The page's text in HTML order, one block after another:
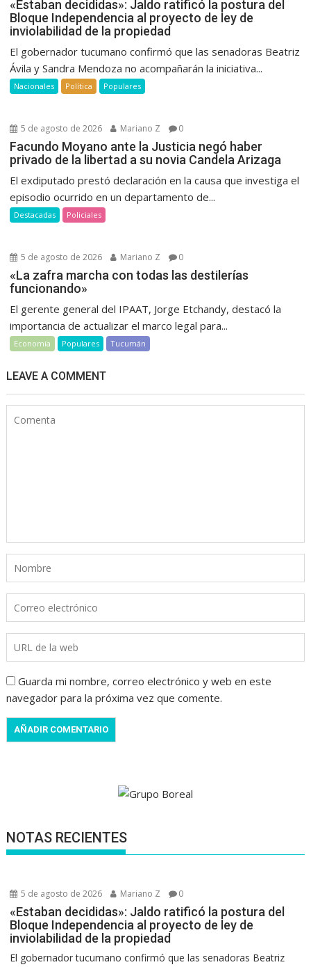
«Estaban decididas»: Jaldo ratificó la postura del
Bloque Independencia al proyecto de ley de
inviolabilidad de la propiedad
El gobernador tucumano confirmó que las senadoras Beatriz
Ávila y Sandra Mendoza no acompañarán la iniciativa...
Nacionales Política Populares
5 de agosto de 2026 Mariano Z 0
Facundo Moyano ante la Justicia negó haber
privado de la libertad a su novia Candela Arizaga
El exdiputado prestó declaración en la causa que investiga el
episodio ocurrido en un departamento de...
Destacadas Policiales
5 de agosto de 2026 Mariano Z 0
«La zafra marcha con todas las destilerías
funcionando»
El gerente general del IPAAT, Jorge Etchandy, destacó la
importancia de actualizar el marco legal para...
Economía Populares Tucumán
LEAVE A COMMENT
Guarda mi nombre, correo electrónico y web en este
navegador para la próxima vez que comente.
NOTAS RECIENTES
5 de agosto de 2026 Mariano Z 0
«Estaban decididas»: Jaldo ratificó la postura del
Bloque Independencia al proyecto de ley de
inviolabilidad de la propiedad
El gobernador tucumano confirmó que las senadoras Beatriz